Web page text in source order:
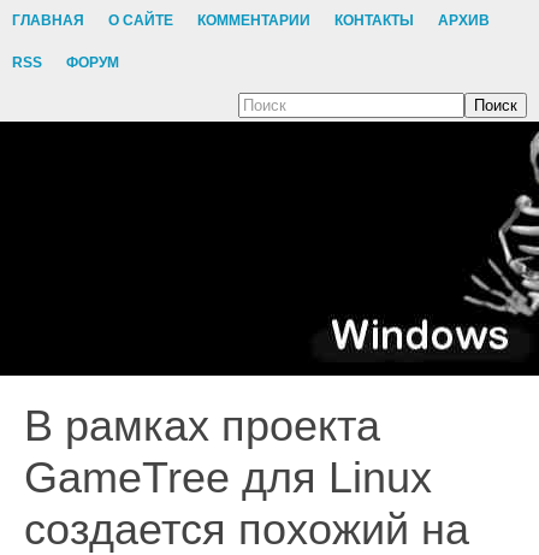
ГЛАВНАЯ О САЙТЕ КОММЕНТАРИИ КОНТАКТЫ АРХИВ
RSS ФОРУМ
Поиск
В рамках проекта
GameTree для Linux
создается похожий на